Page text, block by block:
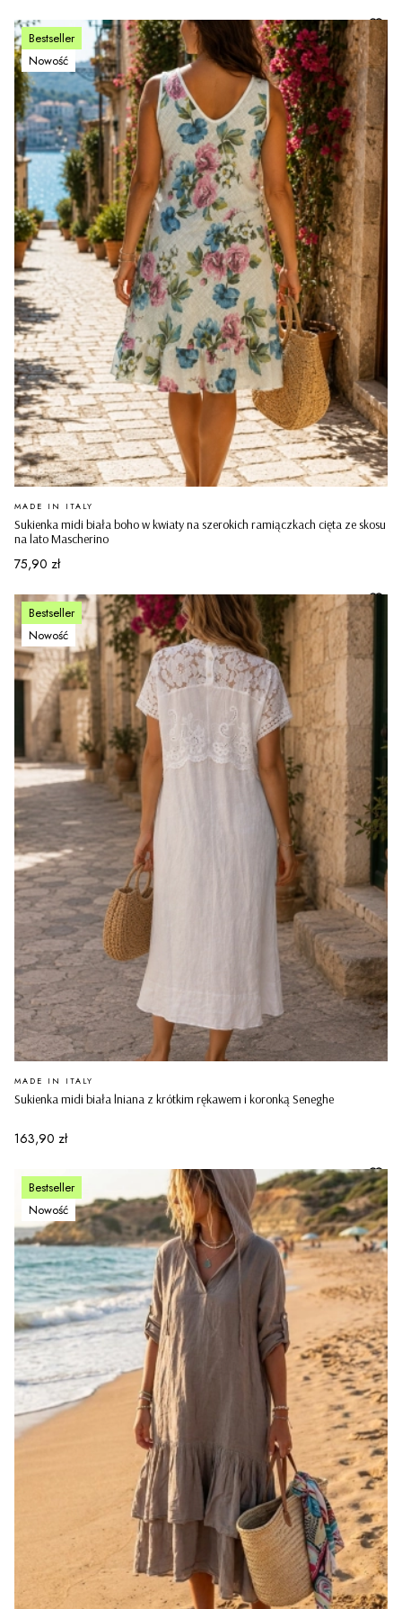
Bestseller
Nowość
Sukienka midi biała boho w kwiaty na szerokich ramiączkach cięta ze skosu
na lato Mascherino
PRODUCENT
MADE IN ITALY
Cena
75,90 zł
Bestseller
Nowość
Sukienka midi biała lniana z krótkim rękawem i koronką Seneghe
PRODUCENT
MADE IN ITALY
Cena
163,90 zł
Bestseller
Nowość